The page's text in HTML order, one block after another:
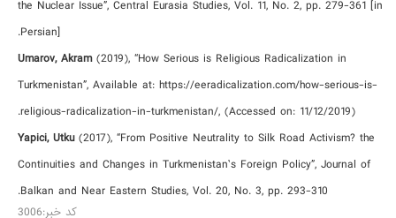
the Nuclear Issue”, Central Eurasia Studies, Vol. 11, No. 2, pp. 279-361 [in
Persian].
Umarov, Akram(2019), “How Serious is Religious Radicalization in
Turkmenistan”, Available at: https://eeradicalization.com/how-serious-is-
religious-radicalization-in-turkmenistan/, (Accessed on: 11/12/2019).
Yapici, Utku(2017), “From Positive Neutrality to Silk Road Activism? the
Continuities and Changes in Turkmenistan’s Foreign Policy”, Journal of
Balkan and Near Eastern Studies, Vol. 20, No. 3, pp. 293-310.
کد خبر:3006